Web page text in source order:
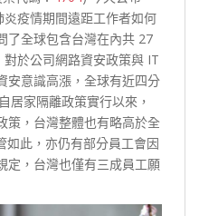
炎疫情期間遠距工作者如何
了全球包含台灣在內共 27
於公司網路資安政策與 IT
安意識高漲，全球有近四分
居家隔離政策實行以來，
策，台灣整體也有略高於全
如此，亦仍有部分員工會因
定，台灣也僅有三成員工願